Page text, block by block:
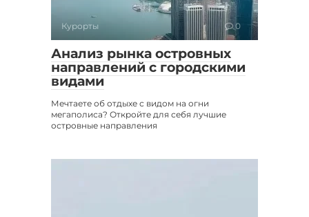
Курорты 0
Анализ рынка островных
направлений с городскими
видами
Мечтаете об отдыхе с видом на огни
мегаполиса? Откройте для себя лучшие
островные направления